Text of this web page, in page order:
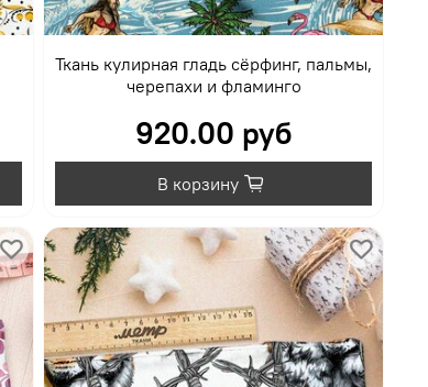
Ткань кулирная гладь сёрфинг, пальмы,
черепахи и фламинго
920.00 руб
В корзину